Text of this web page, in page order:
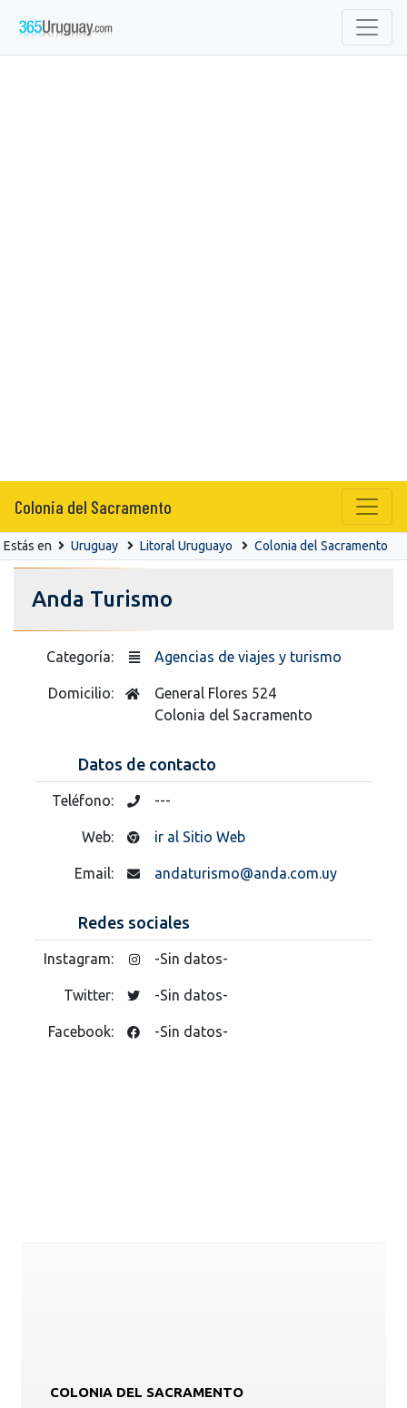
Colonia del Sacramento
Estás en Uruguay Litoral Uruguayo Colonia del Sacramento
Anda Turismo
Categoría: Agencias de viajes y turismo
Domicilio:
General Flores 524
Colonia del Sacramento
Datos de contacto
Teléfono: ---
Web: ir al Sitio Web
Email: andaturismo@anda.com.uy
Redes sociales
Instagram: -Sin datos-
Twitter: -Sin datos-
Facebook: -Sin datos-
COLONIA DEL SACRAMENTO